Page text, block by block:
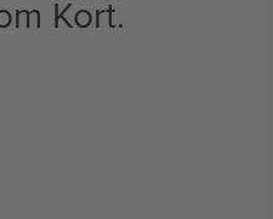
Kort.